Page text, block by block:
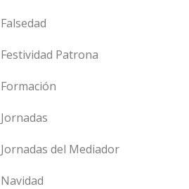
Falsedad
Festividad Patrona
Formación
Jornadas
Jornadas del Mediador
Navidad